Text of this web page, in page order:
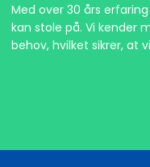
Med over 30 års
kan stole på. Vi kender
behov, hvilket sikrer, at